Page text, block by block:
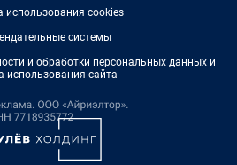
использования cookies
системы
и обработки персональных данных и
использования сайта